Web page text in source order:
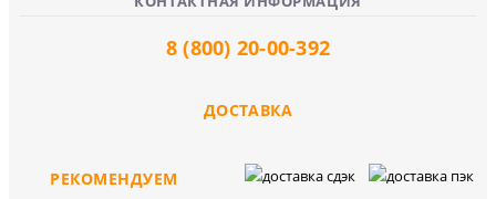
8 (800) 20-00-392
ДОСТАВКА
РЕКОМЕНДУЕМ